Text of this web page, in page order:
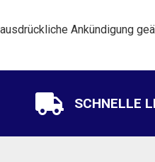
Ankündigung
SCHNELLE